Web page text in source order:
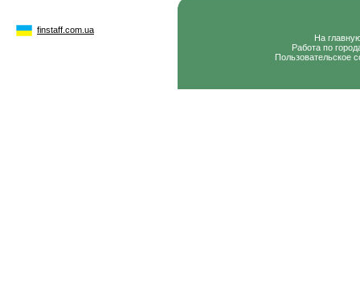
finstaff.com.ua
На
Работа по
Пользовательское